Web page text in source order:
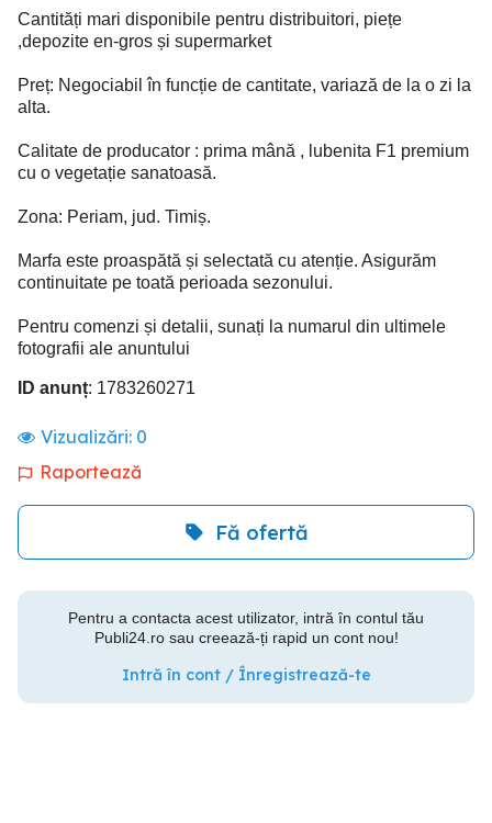
Cantități mari disponibile pentru distribuitori, piețe
,depozite en-gros și supermarket
Preț: Negociabil în funcție de cantitate, variază de la o zi la
alta.
Calitate de producator : prima mână , lubenita F1 premium
cu o vegetație sanatoasă.
Zona: Periam, jud. Timiș.
Marfa este proaspătă și selectată cu atenție. Asigurăm
continuitate pe toată perioada sezonului.
Pentru comenzi și detalii, sunați la numarul din ultimele
fotografii ale anuntului
ID anunț: 1783260271
Vizualizări: 0
Raportează
Fă ofertă
Pentru a contacta acest utilizator, intră în contul tău
Publi24.ro sau creează-ți rapid un cont nou!
Intră în cont / Înregistrează-te